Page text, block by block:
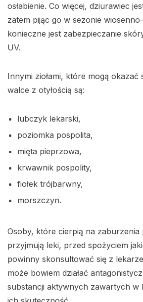
osłabienie. Co więcej, dziurawiec
zatem pijąc go w sezonie
konieczne jest zabezpieczanie
UV.
Innymi ziołami, które mogą okazać
walce z otyłością są:
lubczyk lekarski,
poziomka pospolita,
mięta pieprzowa,
krwawnik pospolity,
fiołek trójbarwny,
morszczyn.
Osoby, które cierpią na zaburzenia
przyjmują leki, przed spożyciem
powinny skonsultować się z
może bowiem działać
substancji aktywnych zawartych w